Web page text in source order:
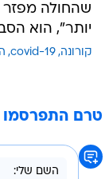
שהחולה מפזר
יותר", הוא
קורונה covid-19
טרם התפרסמו